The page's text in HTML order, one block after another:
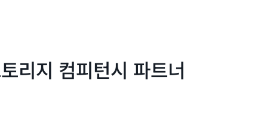
리지 컴피턴시 파트너